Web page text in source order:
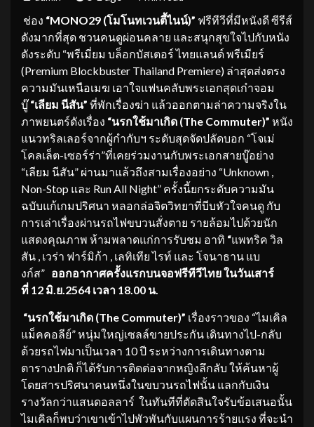
ช่อง “MONO29 (โมโนทเวนตี้ไนน์)” ฟรีทีวีที่มีหนังดี ซีรีส์
ดังมากที่สุด ชวนคนดูผ่อนคลาย และสนุกสุขใจไปกับหนัง
ดังระดับ “พรีเมี่ยม บล็อกบัสเตอร์ ไทยแลนด์ พรีเมียร์
(Premium Blockbuster Thailand Premiere) ล่าสุดส่งตรง
ความมันเหนือเมฆ เอาใจแฟนคลับพระเอกสุดเก๋าจอม
บู๊“เลียม นีสัน” ที่พักเรื่องฆ่า แล้วออกตามล่าความจริงใน
ภาพยนตร์ดังเรื่อง “นรกใช้มาเกิด (The Commuter)” หนัง
แนวทริลเลอร์จากผู้กำกับฯ ระดับสุดจัดปลัดบอก “โจเม่
โคลเล็ต-เซอร์ร่า”ที่เคยร่วมงานกับพระเอกสายบู๊อย่าง
“เลียม นีสัน” ผ่านมาแล้วถึงสามเรื่องอย่าง “Unknown ,
Non-Stop และ Run All Night” ครั้งนี้ยกระดับความมัน
ฉบับแก้เกมปริศนา หลอกล่อจิตวิทยาที่บีบหัวใจคนดู กับ
การเล่าเรื่องผ่านรถไฟขบวนสั่งตาย รายล้อมไปด้วยนัก
แสดงคุณภาพ ห้ามพลาดแก่การรับชม อาทิ “แพทริค วิล
สัน , เวร่า ฟาร์มิก้า , เลทิเทีย ไรท์ และ โจนาธาน แบ
งก์ส” ออกอากาศครั้งแรกบนจอฟรีทีวีไทย ในวันเสาร์
ที่ 12 มิ.ย.2564 เวลา 18.00 น.
“นรกใช้มาเกิด (The Commuter)” เรื่องราวของ “ไมเคิล
แม็คคอลีย์” หนุ่มใหญ่เซลล์ขายประกัน เดินทางไป-กลับ
ด้วยรถไฟมาเป็นเวลา 10 ปี ระหว่างการเดินทางตาม
ตารางปกติ ก็ได้รับการติดต่อจากหญิงลึกลับ ให้ค้นหาผู้
โดยสารปริศนาคนหนึ่งในขบวนรถไฟนั้น แลกกับเงิน
รางวัลกว่าแสนดอลลาร์ ในทันทีที่ตัดสินใจรับข้อเสนอนั้น
ไมเคิลก็พบว่าเขาเข้าไปพัวพันกับแผนการร้ายแรง ที่จะนำ